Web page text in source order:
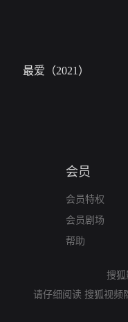
最爱（2021）
会员
会员特权
会员剧场
帮助
搜狐
请仔细阅读 搜狐视频